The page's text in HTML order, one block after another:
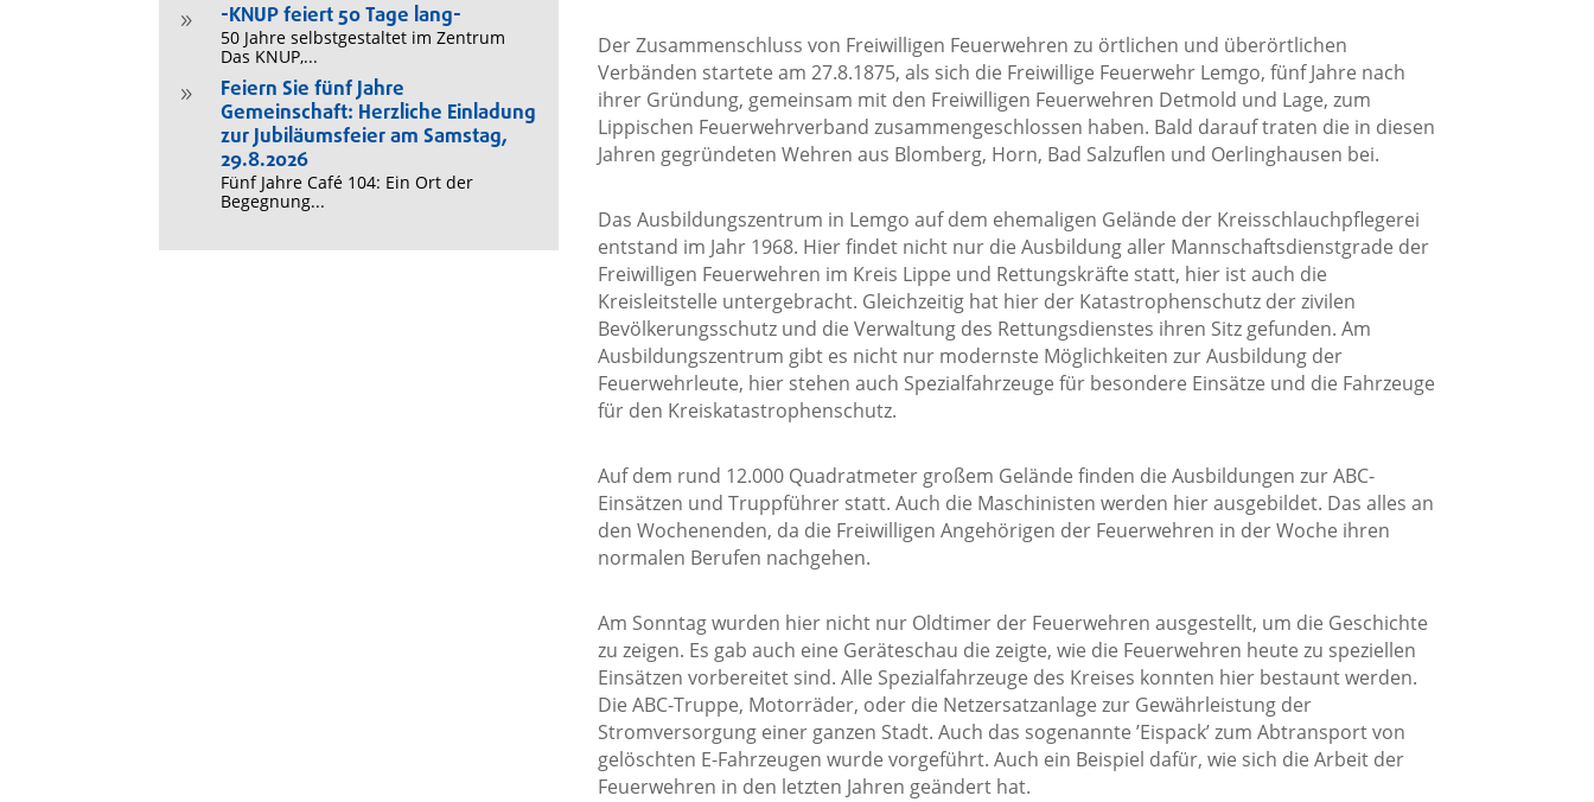
9 -KNUP feiert 50 Tage lang-
50 Jahre selbstgestaltet im Zentrum
Das KNUP,...
9
Feiern Sie fünf Jahre
Gemeinschaft: Herzliche Einladung
zur Jubiläumsfeier am Samstag,
29.8.2026
Fünf Jahre Café 104: Ein Ort der
Begegnung...
Der Zusammenschluss von Freiwilligen Feuerwehren zu örtlichen und überörtlichen
Verbänden startete am 27.8.1875, als sich die Freiwillige Feuerwehr Lemgo, fünf Jahre nach
ihrer Gründung, gemeinsam mit den Freiwilligen Feuerwehren Detmold und Lage, zum
Lippischen Feuerwehrverband zusammengeschlossen haben. Bald darauf traten die in diesen
Jahren gegründeten Wehren aus Blomberg, Horn, Bad Salzuflen und Oerlinghausen bei.
Das Ausbildungszentrum in Lemgo auf dem ehemaligen Gelände der Kreisschlauchpflegerei
entstand im Jahr 1968. Hier findet nicht nur die Ausbildung aller Mannschaftsdienstgrade der
Freiwilligen Feuerwehren im Kreis Lippe und Rettungskräfte statt, hier ist auch die
Kreisleitstelle untergebracht. Gleichzeitig hat hier der Katastrophenschutz der zivilen
Bevölkerungsschutz und die Verwaltung des Rettungsdienstes ihren Sitz gefunden. Am
Ausbildungszentrum gibt es nicht nur modernste Möglichkeiten zur Ausbildung der
Feuerwehrleute, hier stehen auch Spezialfahrzeuge für besondere Einsätze und die Fahrzeuge
für den Kreiskatastrophenschutz.
Auf dem rund 12.000 Quadratmeter großem Gelände finden die Ausbildungen zur ABC-
Einsätzen und Truppführer statt. Auch die Maschinisten werden hier ausgebildet. Das alles an
den Wochenenden, da die Freiwilligen Angehörigen der Feuerwehren in der Woche ihren
normalen Berufen nachgehen.
Am Sonntag wurden hier nicht nur Oldtimer der Feuerwehren ausgestellt, um die Geschichte
zu zeigen. Es gab auch eine Geräteschau die zeigte, wie die Feuerwehren heute zu speziellen
Einsätzen vorbereitet sind. Alle Spezialfahrzeuge des Kreises konnten hier bestaunt werden.
Die ABC-Truppe, Motorräder, oder die Netzersatzanlage zur Gewährleistung der
Stromversorgung einer ganzen Stadt. Auch das sogenannte ’Eispack’ zum Abtransport von
gelöschten E-Fahrzeugen wurde vorgeführt. Auch ein Beispiel dafür, wie sich die Arbeit der
Feuerwehren in den letzten Jahren geändert hat.